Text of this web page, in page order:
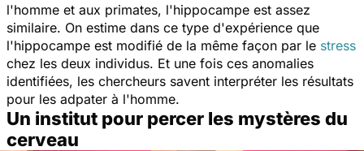
l'homme et aux primates, l'hippocampe est assez
similaire. On estime dans ce type d'expérience que
l'hippocampe est modifié de la même façon par le stress
chez les deux individus. Et une fois ces anomalies
identifiées, les chercheurs savent interpréter les résultats
pour les adpater à l'homme.
Un institut pour percer les mystères du
cerveau